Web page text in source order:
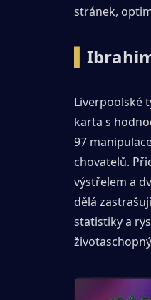
stránek,
Liverpoolské
karta s
97
chovatelů.
výstřelem a
dělá
statistiky a